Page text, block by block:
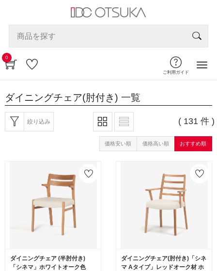
0
ご利用ガイド
ダイニングチェア(肘付き) 一覧
絞り込み ( 131 件 )
価格安い順 価格高い順 おすすめ順
ダイニングチェア (半肘付き)
「シネマ」ホワイトオーク色
ダイニングチェア(肘付き)「シネ
マ Aタイプ」レッドオーク材 ホ